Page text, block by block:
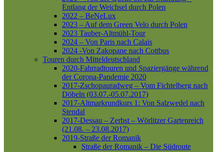
Entlang der Weichsel durch Polen
2022 – BeNeLux
2023 – Auf dem Green Velo durch Polen
2023 Tauber-Altmühl-Tour
2024 – Von Paris nach Calais
2024 -Von Zakopane nach Cottbus
Touren durch Mitteldeutschland
2020-Fahrradtouren und Spaziergänge während
der Corona-Pandemie 2020
2017-Zschopauradweg – Vom Fichtelberg nach
Döbeln (03.07.-05.07.2017)
2017-Altmarkrundkurs 1: Von Salzwedel nach
Stendal
2017-Dessau – Zerbst – Wörlitzer Gartenreich
(21.08. – 23.08.2017)
2019-Straße der Romanik
Straße der Romanik – Die Südroute